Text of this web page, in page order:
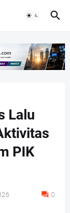
Lalu
PIK
0